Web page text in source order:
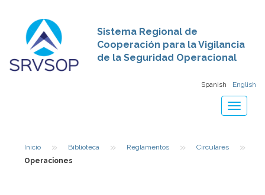
Sistema Regional de
Cooperación para la Vigilancia
de la Seguridad Operacional
Spanish English
Toggle
Inicio » Biblioteca » Reglamentos » Circulares »
Operaciones